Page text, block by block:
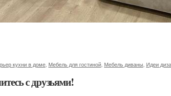
кухни в доме Мебель для гостиной Мебель диваны Идеи
с друзьями!